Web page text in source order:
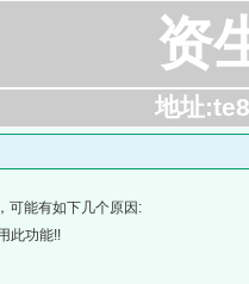
资
地址
可能有如下几个原因:
此功能!!